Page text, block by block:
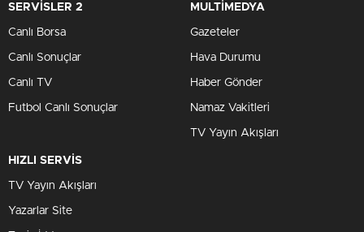
SERVİSLER 2
Canlı Borsa
Canlı Sonuçlar
Canlı TV
Futbol Canlı Sonuçlar
MULTİMEDYA
Gazeteler
Hava Durumu
Haber Gönder
Namaz Vakitleri
TV Yayın Akışları
HIZLI SERVİS
TV Yayın Akışları
Yazarlar Site